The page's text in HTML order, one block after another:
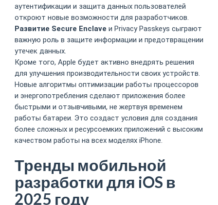
аутентификации и защита данных пользователей
откроют новые возможности для разработчиков.
Развитие Secure Enclave и Privacy Passkeys сыграют
важную роль в защите информации и предотвращении
утечек данных.
Кроме того, Apple будет активно внедрять решения
для улучшения производительности своих устройств.
Новые алгоритмы оптимизации работы процессоров
и энергопотребления сделают приложения более
быстрыми и отзывчивыми, не жертвуя временем
работы батареи. Это создаст условия для создания
более сложных и ресурсоемких приложений с высоким
качеством работы на всех моделях iPhone.
Тренды мобильной
разработки для iOS в
2025 году